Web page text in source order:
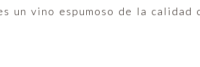
un vino espumoso de la calidad